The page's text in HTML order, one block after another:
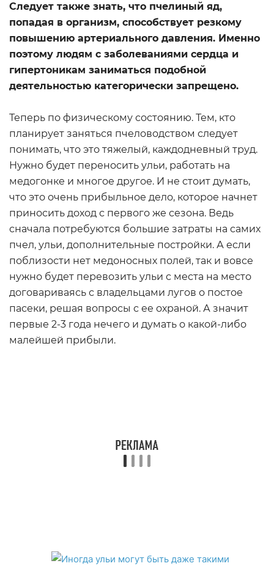
Следует также знать, что пчелиный яд,
попадая в организм, способствует резкому
повышению артериального давления. Именно
поэтому людям с заболеваниями сердца и
гипертоникам заниматься подобной
деятельностью категорически запрещено.
Теперь по физическому состоянию. Тем, кто
планирует заняться пчеловодством следует
понимать, что это тяжелый, каждодневный труд.
Нужно будет переносить ульи, работать на
медогонке и многое другое. И не стоит думать,
что это очень прибыльное дело, которое начнет
приносить доход с первого же сезона. Ведь
сначала потребуются большие затраты на самих
пчел, ульи, дополнительные постройки. А если
поблизости нет медоносных полей, так и вовсе
нужно будет перевозить ульи с места на место
договариваясь с владельцами лугов о постое
пасеки, решая вопросы с ее охраной. А значит
первые 2-3 года нечего и думать о какой-либо
малейшей прибыли.